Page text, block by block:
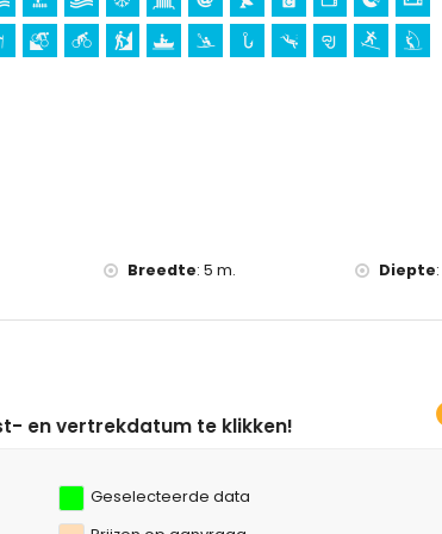
(Pueblo de Javea) (binnen 5 kilometer van de
van de accommodatie)
Breedte: 5 m. Diepte:
klikken!
Geselecteerde data